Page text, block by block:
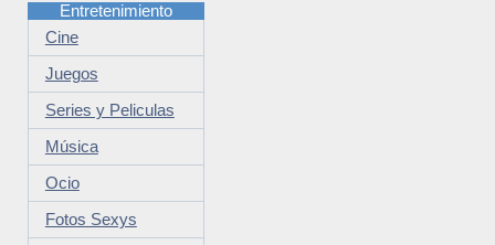
Entretenimiento
Cine
Juegos
Series y Peliculas
Música
Ocio
Fotos Sexys